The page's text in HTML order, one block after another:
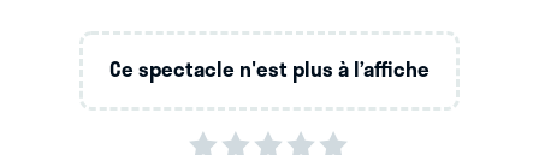
Ce spectacle n'est plus à l’affiche